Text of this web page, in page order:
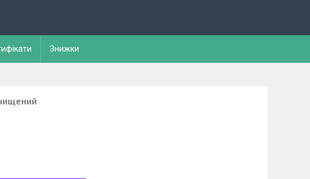
Знижки